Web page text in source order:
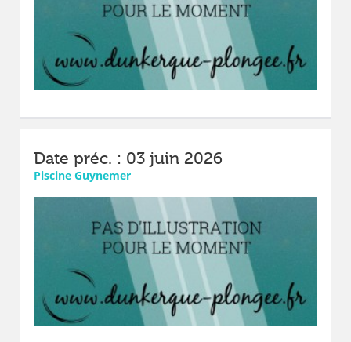
Date préc. : 03 juin 2026
Piscine Guynemer